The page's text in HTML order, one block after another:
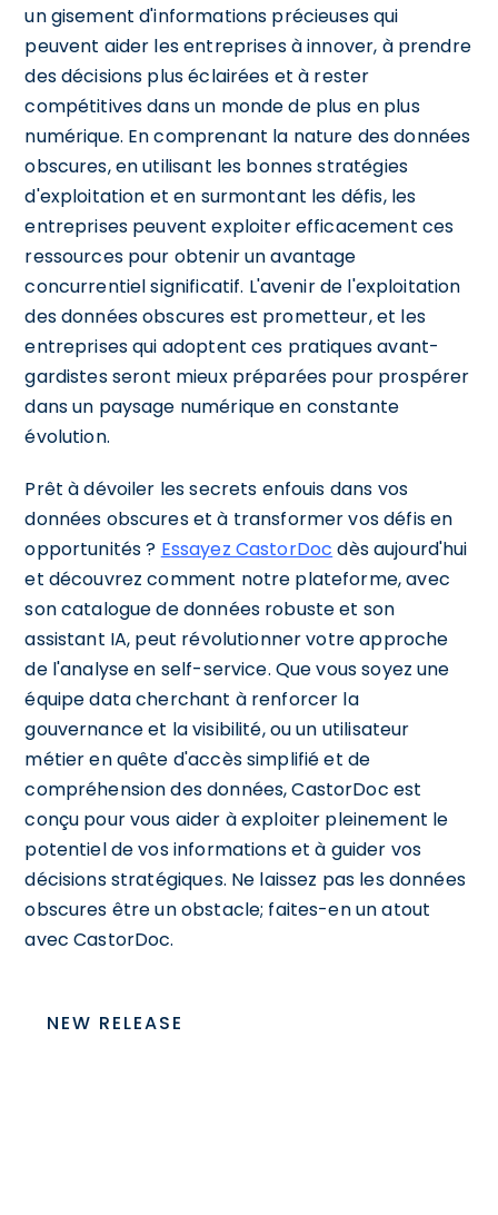
un gisement d'informations précieuses qui
peuvent aider les entreprises à innover, à prendre
des décisions plus éclairées et à rester
compétitives dans un monde de plus en plus
numérique. En comprenant la nature des données
obscures, en utilisant les bonnes stratégies
d'exploitation et en surmontant les défis, les
entreprises peuvent exploiter efficacement ces
ressources pour obtenir un avantage
concurrentiel significatif. L'avenir de l'exploitation
des données obscures est prometteur, et les
entreprises qui adoptent ces pratiques avant-
gardistes seront mieux préparées pour prospérer
dans un paysage numérique en constante
évolution.
Prêt à dévoiler les secrets enfouis dans vos
données obscures et à transformer vos défis en
opportunités ? Essayez CastorDoc dès aujourd'hui
et découvrez comment notre plateforme, avec
son catalogue de données robuste et son
assistant IA, peut révolutionner votre approche
de l'analyse en self-service. Que vous soyez une
équipe data cherchant à renforcer la
gouvernance et la visibilité, ou un utilisateur
métier en quête d'accès simplifié et de
compréhension des données, CastorDoc est
conçu pour vous aider à exploiter pleinement le
potentiel de vos informations et à guider vos
décisions stratégiques. Ne laissez pas les données
obscures être un obstacle; faites-en un atout
avec CastorDoc.
NEW RELEASE